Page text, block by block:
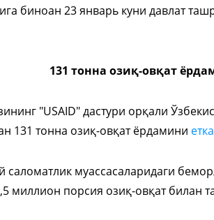
биноан 23 январь куни давлат
131 тонна озиқ-овқат
"USAID" дастури орқали
131 тонна озиқ-овқат ёрдамини
саломатлик муассасаларидаги
миллион порсия озиқ-овқат билан